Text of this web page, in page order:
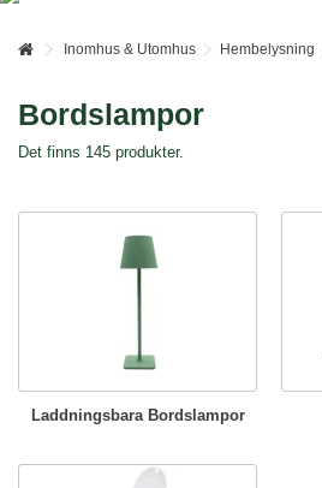
Inomhus & Utomhus Hembelysning
Bordslampor
Det finns 145 produkter.
Laddningsbara Bordslampor